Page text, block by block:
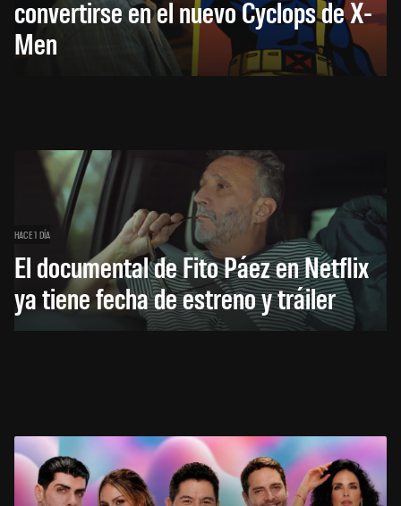
convertirse en el nuevo Cyclops de X-
Men
HACE 1 DÍA
El documental de Fito Páez en Netflix
ya tiene fecha de estreno y tráiler